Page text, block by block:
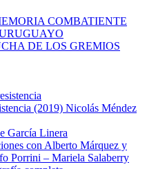
COMBATIENTE
DE LOS GREMIOS
(2019) Nicolás Méndez
García Linera
con Alberto Márquez y
Porrini – Mariela Salaberry